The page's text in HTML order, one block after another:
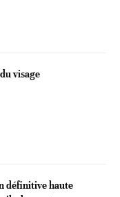
visage
définitive haute